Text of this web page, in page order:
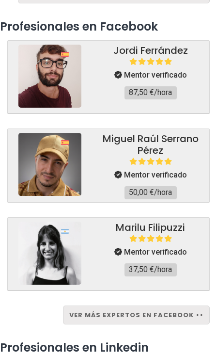
Profesionales en Facebook
Jordi Ferrández
Mentor verificado
87,50 €/hora
Miguel Raúl Serrano
Pérez
Mentor verificado
50,00 €/hora
Marilu Filipuzzi
Mentor verificado
37,50 €/hora
VER MÁS EXPERTOS EN FACEBOOK >>
Profesionales en Linkedin